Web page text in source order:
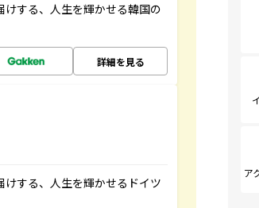
する、人生を輝かせる韓国の
詳細を見る
する、人生を輝かせるドイツ
ア